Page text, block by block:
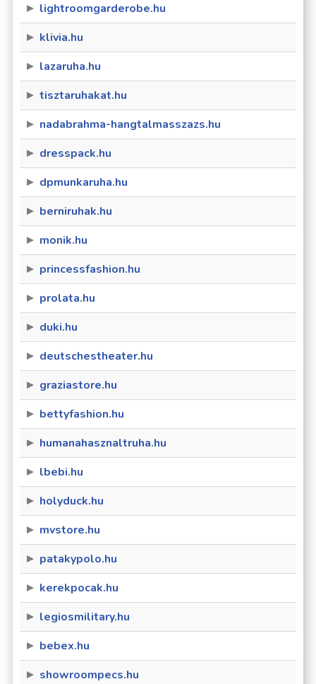
lightroomgarderobe.hu
klivia.hu
lazaruha.hu
tisztaruhakat.hu
nadabrahma-hangtalmasszazs.hu
dresspack.hu
dpmunkaruha.hu
berniruhak.hu
monik.hu
princessfashion.hu
prolata.hu
duki.hu
deutschestheater.hu
graziastore.hu
bettyfashion.hu
humanahasznaltruha.hu
lbebi.hu
holyduck.hu
mvstore.hu
patakypolo.hu
kerekpocak.hu
legiosmilitary.hu
bebex.hu
showroompecs.hu